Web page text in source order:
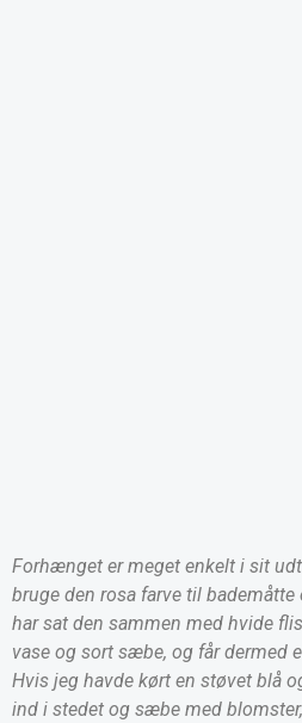
Forhænget er meget enkelt i sit
bruge den rosa farve til
har sat den sammen med hvide
vase og sort sæbe, og får dermed
Hvis jeg havde kørt en støvet blå
ind i stedet og sæbe med